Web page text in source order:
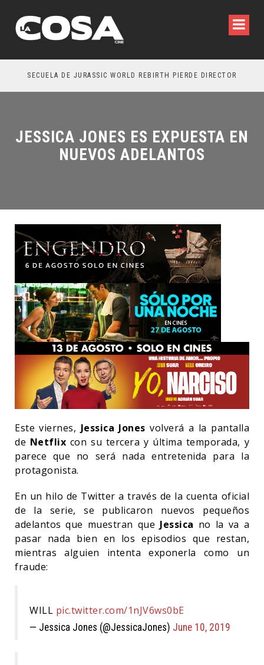
SECUELA DE JURASSIC WORLD REBIRTH PIERDE DIRECTOR
JESSICA JONES ES EXPUESTA EN
NUEVOS ADELANTOS
Este viernes, Jessica Jones volverá a la pantalla
de Netflix con su tercera y última temporada, y
parece que no será nada entretenida para la
protagonista.
En un hilo de Twitter a través de la cuenta oficial
de la serie, se publicaron nuevos pequeños
adelantos que muestran que Jessica no la va a
pasar nada bien en los episodios que restan,
mientras alguien intenta exponerla como un
fraude:
WILL pic.twitter.com/1nJV6ws0bE
— Jessica Jones (@JessicaJones) June 10, 2019